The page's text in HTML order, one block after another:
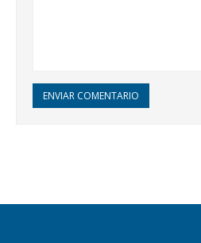
ENVIAR COMENTARIO